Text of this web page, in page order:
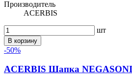
Производитель
ACERBIS
шт
В корзину
-50%
ACERBIS Шапка